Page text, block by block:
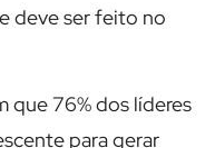
deve ser feito no
que 76% dos líderes
para gerar